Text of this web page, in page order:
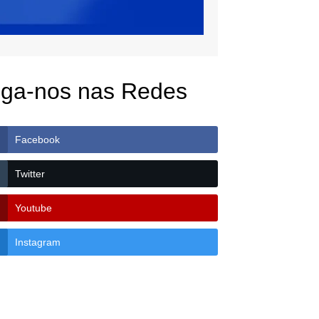
nos nas Redes
Facebook
Twitter
Youtube
Instagram